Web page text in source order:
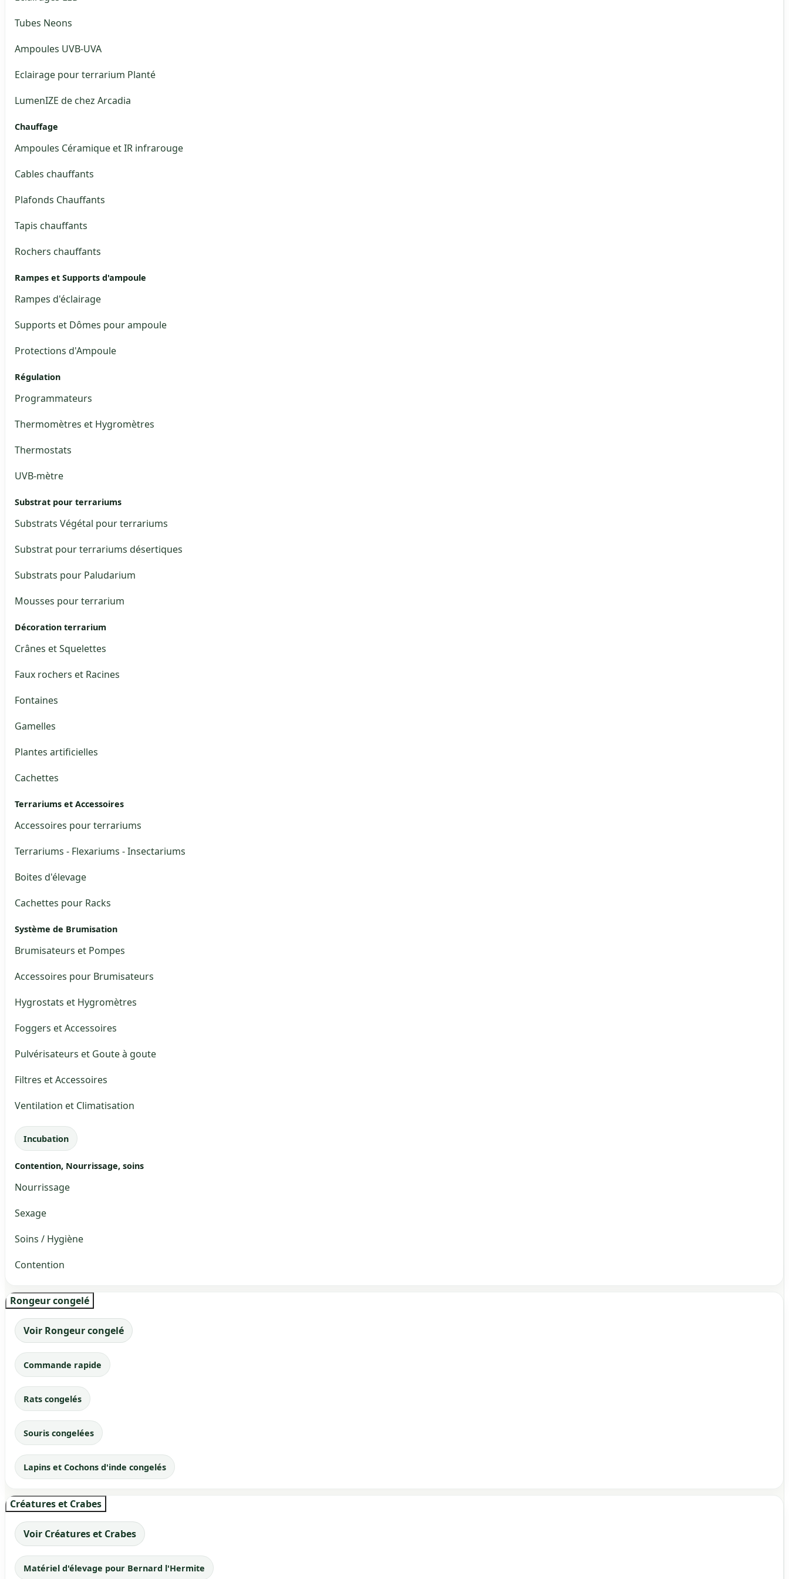
Tubes Neons
Ampoules UVB-UVA
Eclairage pour terrarium Planté
LumenIZE de chez Arcadia
Chauffage
Ampoules Céramique et IR infrarouge
Cables chauffants
Plafonds Chauffants
Tapis chauffants
Rochers chauffants
Rampes et Supports d'ampoule
Rampes d'éclairage
Supports et Dômes pour ampoule
Protections d'Ampoule
Régulation
Programmateurs
Thermomètres et Hygromètres
Thermostats
UVB-mètre
Substrat pour terrariums
Substrats Végétal pour terrariums
Substrat pour terrariums désertiques
Substrats pour Paludarium
Mousses pour terrarium
Décoration terrarium
Crânes et Squelettes
Faux rochers et Racines
Fontaines
Gamelles
Plantes artificielles
Cachettes
Terrariums et Accessoires
Accessoires pour terrariums
Terrariums - Flexariums - Insectariums
Boites d'élevage
Cachettes pour Racks
Système de Brumisation
Brumisateurs et Pompes
Accessoires pour Brumisateurs
Hygrostats et Hygromètres
Foggers et Accessoires
Pulvérisateurs et Goute à goute
Filtres et Accessoires
Ventilation et Climatisation
Incubation
Contention, Nourrissage, soins
Nourrissage
Sexage
Soins / Hygiène
Contention
Rongeur congelé
Voir Rongeur congelé
Commande rapide
Rats congelés
Souris congelées
Lapins et Cochons d'inde congelés
Créatures et Crabes
Voir Créatures et Crabes
Matériel d'élevage pour Bernard l'Hermite